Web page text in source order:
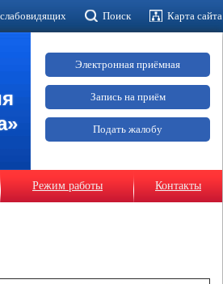
Поиск Карта сайта
Электронная приёмная
Запись на приём
Подать жалобу
Режим работы Контакты